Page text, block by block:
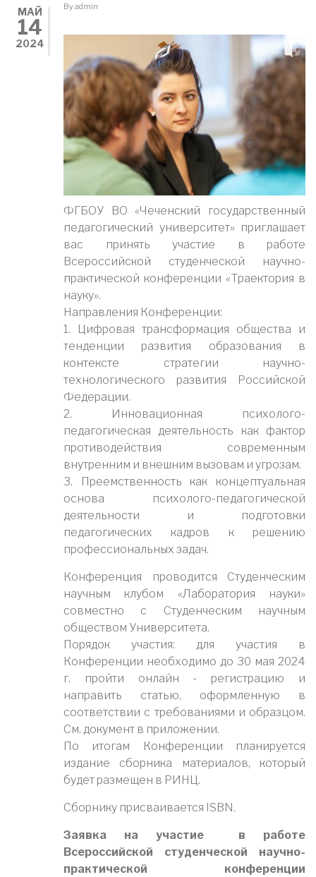
МАЙ
14
2024
Byadmin
ФГБОУ ВО «Чеченский государственный
педагогический университет» приглашает
вас принять участие в работе
Всероссийской студенческой научно-
практической конференции «Траектория в
науку».
Направления Конференции:
1. Цифровая трансформация общества и
тенденции развития образования в
контексте стратегии научно-
технологического развития Российской
Федерации.
2. Инновационная психолого-
педагогическая деятельность как фактор
противодействия современным
внутренним и внешним вызовам и угрозам.
3. Преемственность как концептуальная
основа психолого-педагогической
деятельности и подготовки
педагогических кадров к решению
профессиональных задач.
Конференция проводится Студенческим
научным клубом «Лаборатория науки»
совместно с Студенческим научным
обществом Университета.
Порядок участия: для участия в
Конференции необходимо до 30 мая 2024
г. пройти онлайн - регистрацию и
направить статью, оформленную в
соответствии с требованиями и образцом.
См. документ в приложении.
По итогам Конференции планируется
издание сборника материалов, который
будет размещен в РИНЦ.
Сборнику присваивается ISBN.
Заявка на участие в работе
Всероссийской студенческой научно-
практической конференции